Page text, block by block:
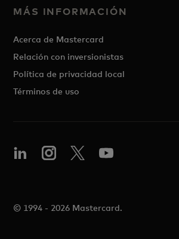
MÁS INFORMACIÓN
Acerca de Mastercard
Relación con inversionistas
Política de privacidad local
Términos de uso
© 1994 - 2026 Mastercard.